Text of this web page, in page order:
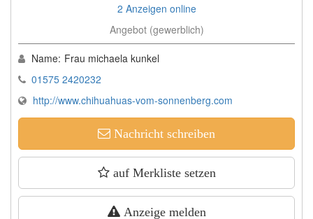
2 Anzeigen online
Angebot (gewerblich)
Name: Frau michaela kunkel
01575 2420232
http://www.chihuahuas-vom-sonnenberg.com
Nachricht schreiben
auf Merkliste setzen
Anzeige melden